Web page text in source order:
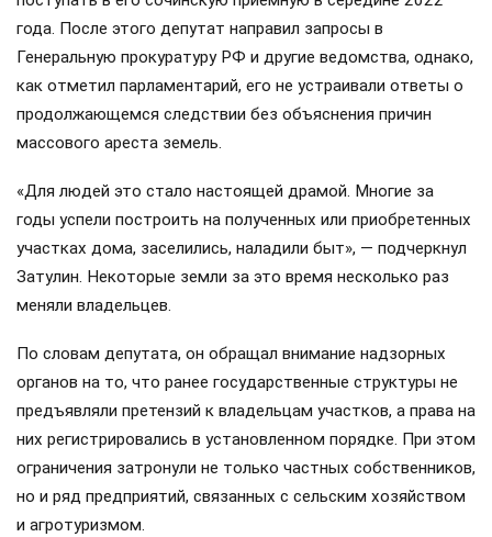
года. После этого депутат направил запросы в
Генеральную прокуратуру РФ и другие ведомства, однако,
как отметил парламентарий, его не устраивали ответы о
продолжающемся следствии без объяснения причин
массового ареста земель.
«Для людей это стало настоящей драмой. Многие за
годы успели построить на полученных или приобретенных
участках дома, заселились, наладили быт», — подчеркнул
Затулин. Некоторые земли за это время несколько раз
меняли владельцев.
По словам депутата, он обращал внимание надзорных
органов на то, что ранее государственные структуры не
предъявляли претензий к владельцам участков, а права на
них регистрировались в установленном порядке. При этом
ограничения затронули не только частных собственников,
но и ряд предприятий, связанных с сельским хозяйством
и агротуризмом.